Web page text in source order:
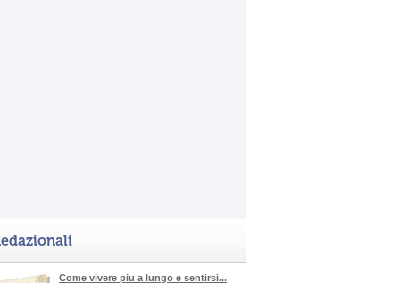
Come vivere piu a lungo e sentirsi...